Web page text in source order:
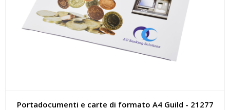
Portadocumenti e carte di formato A4 Guild - 21277